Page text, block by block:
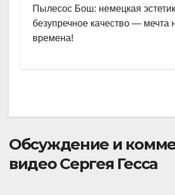
Пылесос Бош: немецкая
безупречное качество — мечта
времена!
Обсуждение и
видео Сергея Гесса